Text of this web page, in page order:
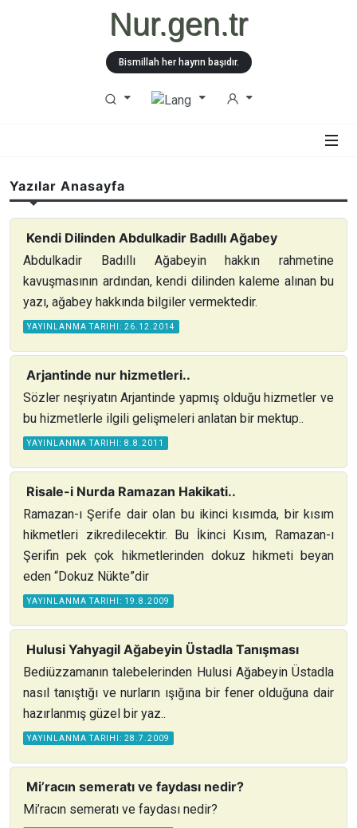
Nur.gen.tr
Bismillah her hayrın başıdır.
Yazılar Anasayfa
Kendi Dilinden Abdulkadir Badıllı Ağabey
Abdulkadir Badıllı Ağabeyin hakkın rahmetine
kavuşmasının ardından, kendi dilinden kaleme alınan bu
yazı, ağabey hakkında bilgiler vermektedir.
YAYINLANMA TARIHI: 26.12.2014
Arjantinde nur hizmetleri..
Sözler neşriyatın Arjantinde yapmış olduğu hizmetler ve
bu hizmetlerle ilgili gelişmeleri anlatan bir mektup..
YAYINLANMA TARIHI: 8.8.2011
Risale-i Nurda Ramazan Hakikati..
Ramazan-ı Şerife dair olan bu ikinci kısımda, bir kısım
hikmetleri zikredilecektir. Bu İkinci Kısım, Ramazan-ı
Şerifin pek çok hikmetlerinden dokuz hikmeti beyan
eden “Dokuz Nükte”dir
YAYINLANMA TARIHI: 19.8.2009
Hulusi Yahyagil Ağabeyin Üstadla Tanışması
Bediüzzamanın talebelerinden Hulusi Ağabeyin Üstadla
nasıl tanıştığı ve nurların ışığına bir fener olduğuna dair
hazırlanmış güzel bir yaz..
YAYINLANMA TARIHI: 28.7.2009
Mi’racın semeratı ve faydası nedir?
Mi’racın semeratı ve faydası nedir?